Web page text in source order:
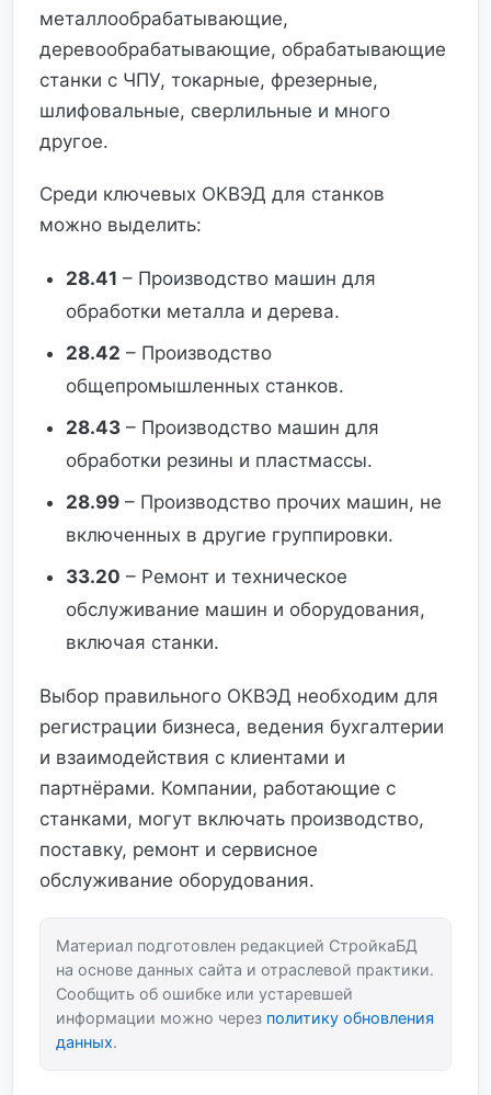
металлообрабатывающие,
деревообрабатывающие, обрабатывающие
станки с ЧПУ, токарные, фрезерные,
шлифовальные, сверлильные и много
другое.
Среди ключевых ОКВЭД для станков
можно выделить:
28.41 – Производство машин для
обработки металла и дерева.
28.42 – Производство
общепромышленных станков.
28.43 – Производство машин для
обработки резины и пластмассы.
28.99 – Производство прочих машин, не
включенных в другие группировки.
33.20 – Ремонт и техническое
обслуживание машин и оборудования,
включая станки.
Выбор правильного ОКВЭД необходим для
регистрации бизнеса, ведения бухгалтерии
и взаимодействия с клиентами и
партнёрами. Компании, работающие с
станками, могут включать производство,
поставку, ремонт и сервисное
обслуживание оборудования.
Материал подготовлен редакцией СтройкаБД
на основе данных сайта и отраслевой практики.
Сообщить об ошибке или устаревшей
информации можно через политику обновления
данных.